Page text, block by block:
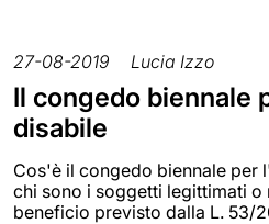
27-08-2019 Lucia Izzo
Il congedo biennale
disabile
Cos'è il congedo biennale per
chi sono i soggetti legittimati o
beneficio previsto dalla L. 53/